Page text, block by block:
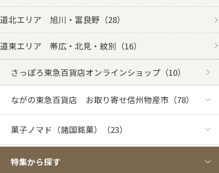
道北エリア 旭川・富良野 （28）
道東エリア 帯広・北見・紋別 （16）
さっぽろ東急百貨店オンラインショップ（10）
ながの東急百貨店 お取り寄せ信州物産市（78）
菓子ノマド（諸国銘菓） （23）
特集から探す